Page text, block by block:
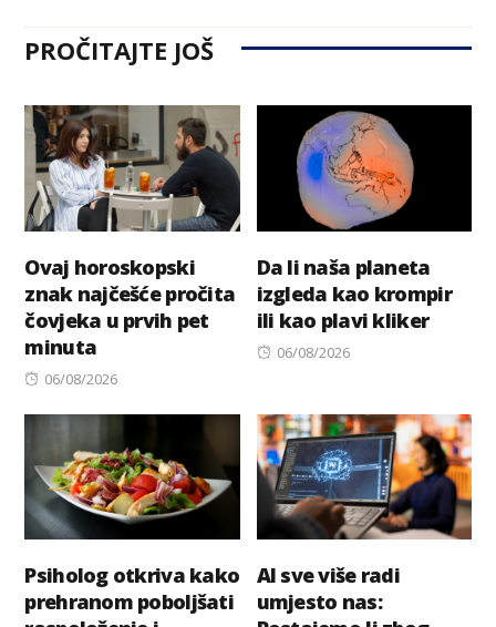
PROČITAJTE JOŠ
Ovaj horoskopski
znak najčešće pročita
čovjeka u prvih pet
minuta
Posted
06/08/2026
Da li naša planeta
izgleda kao krompir
ili kao plavi kliker
Posted
06/08/2026
Psiholog otkriva kako
prehranom poboljšati
AI sve više radi
umjesto nas: